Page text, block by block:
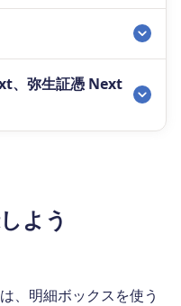
、弥生証憑 Next
よう
、明細ボックスを使う